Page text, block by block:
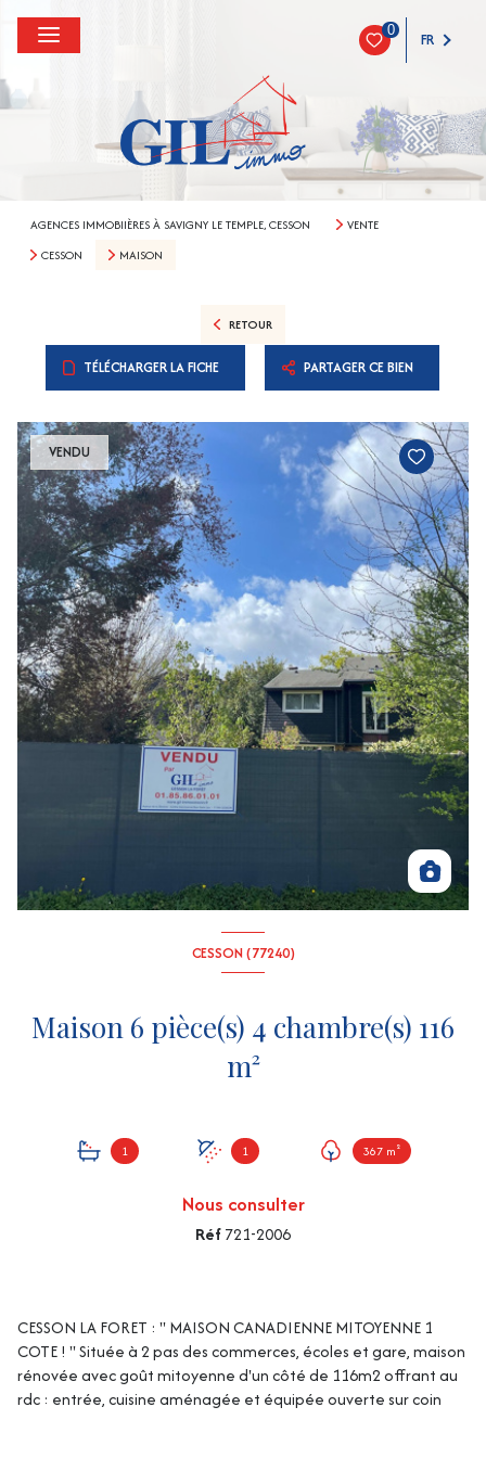
0 FR
AGENCES IMMOBIIÈRES À SAVIGNY LE TEMPLE, CESSON
VENTE
CESSON
MAISON
RETOUR
TÉLÉCHARGER LA FICHE PARTAGER CE BIEN
VENDU
CESSON (77240)
Maison 6 pièce(s) 4 chambre(s) 116
m²
1 1 367 m²
Nous consulter
Réf721-2006
CESSON LA FORET : '' MAISON CANADIENNE MITOYENNE 1
COTE ! '' Située à 2 pas des commerces, écoles et gare, maison
rénovée avec goût mitoyenne d'un côté de 116m2 offrant au
rdc : entrée, cuisine aménagée et équipée ouverte sur coin